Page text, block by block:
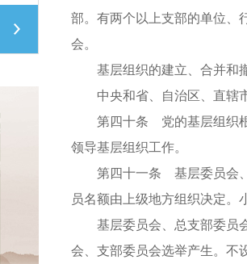
部。有两个以上支部的单位、
会。
基层组织的建立、合并和撤
中央和省、自治区、直辖市
第四十条 党的基层组织根
领导基层组织工作。
第四十一条 基层委员会、
员名额由上级地方组织决定。
基层委员会、总支部委员会
会、支部委员会选举产生。不